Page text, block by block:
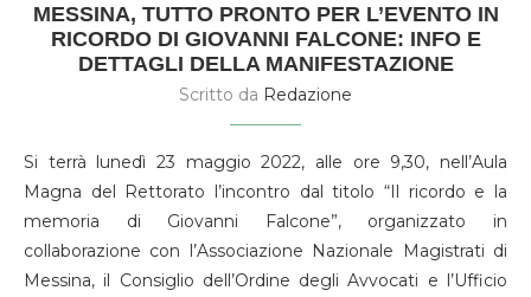
MESSINA, TUTTO PRONTO PER L’EVENTO IN
RICORDO DI GIOVANNI FALCONE: INFO E
DETTAGLI DELLA MANIFESTAZIONE
Scritto da Redazione
Si terrà lunedì 23 maggio 2022, alle ore 9,30, nell’Aula
Magna del Rettorato l’incontro dal titolo “Il ricordo e la
memoria di Giovanni Falcone”, organizzato in
collaborazione con l’Associazione Nazionale Magistrati di
Messina, il Consiglio dell’Ordine degli Avvocati e l’Ufficio